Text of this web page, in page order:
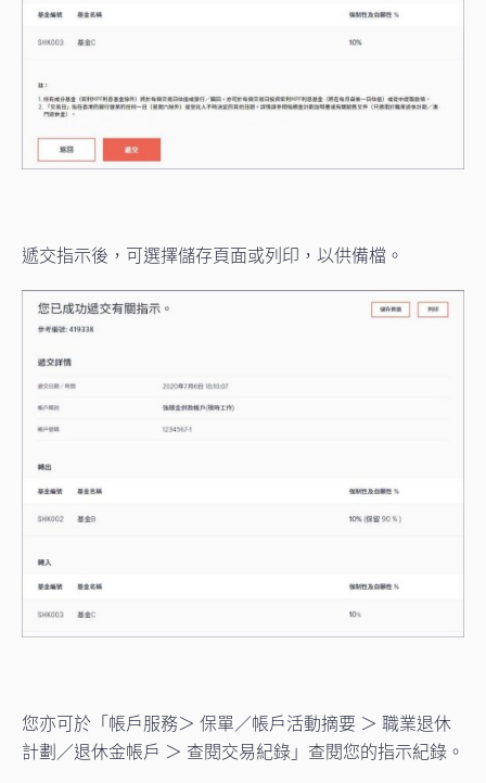
遞交指示後，可選擇儲存頁面或列印，以供備檔。
您亦可於「帳戶服務＞ 保單／帳戶活動摘要 ＞ 職業退休
計劃／退休金帳戶 ＞ 查閱交易紀錄」查閱您的指示紀錄。